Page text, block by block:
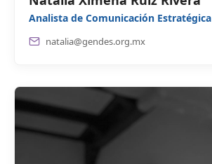
Analista de Comunicación Estratégica
natalia@gendes.org.mx